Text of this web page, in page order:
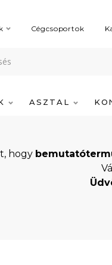
Cégcsoportok
ASZTAL
hogy